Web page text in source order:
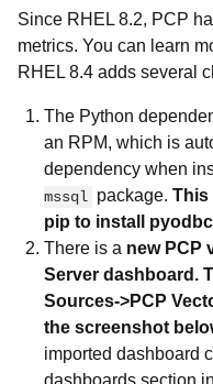
Since RHEL 8.2, PCP
metrics. You can learn
RHEL 8.4 adds several
The Python
an RPM, which is
dependency when
mssql package. This
pip to install
There is a new PCP
Server dashboard.
Sources->PCP
the screenshot
imported dashboard
dashboards section